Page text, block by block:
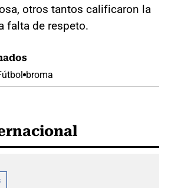
otros tantos calificaron la
falta de respeto.
broma